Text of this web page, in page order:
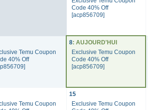
Code 40% Off
[acp856709]
Temu Coupon
40% Off
8: AUJOURD'HUI
Exclusive Temu Coupon
Code 40% Off
[acp856709]
Temu Coupon
15
Exclusive Temu Coupon